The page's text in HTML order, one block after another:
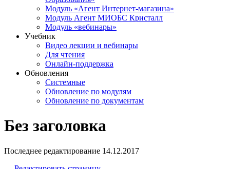
Модуль «Агент Интернет-магазина»
Модуль Агент МИОБС Кристалл
Модуль «вебинары»
Учебник
Видео лекции и вебинары
Для чтения
Онлайн-поддержка
Обновления
Системные
Обновление по модулям
Обновление по документам
Без заголовка
Последнее редактирование 14.12.2017